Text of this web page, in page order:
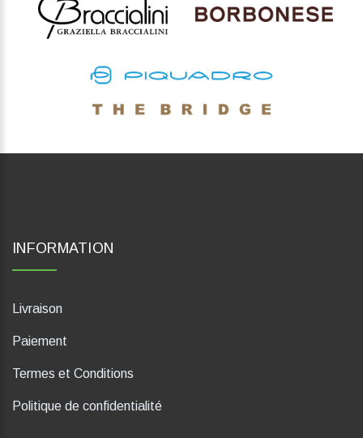
INFORMATION
Livraison
Paiement
Termes et Conditions
Politique de confidentialité